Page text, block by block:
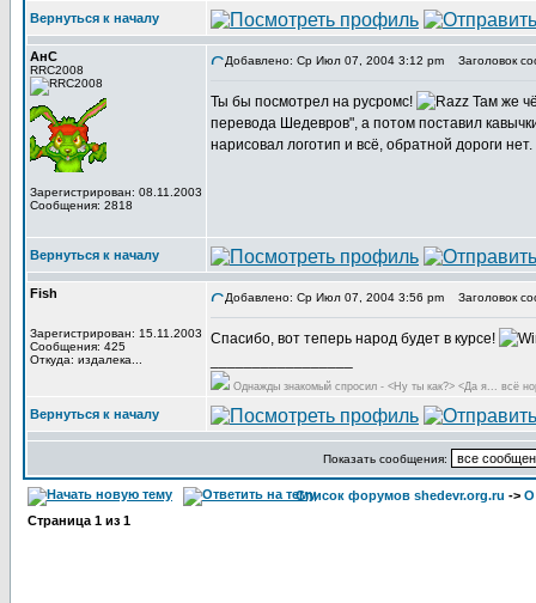
Вернуться к началу
АнС
RRC2008
Зарегистрирован: 08.11.2003
Сообщения: 2818
Добавлено: Ср Июл 07, 2004 3:12 pm Заголовок
Ты бы посмотрел на русромс!
Там же
перевода Шедевров", а потом поставил
нарисовал логотип и всё, обратной дороги нет.
Вернуться к началу
Fish
Зарегистрирован: 15.11.2003
Сообщения: 425
Откуда: издалека...
Добавлено: Ср Июл 07, 2004 3:56 pm Заголовок
Спасибо, вот теперь народ будет в курсе!
Однажды знакомый спросил - <Ну ты как?> <Да я... всё
Вернуться к началу
Показать сообщения:
Список форумов shedevr.org.ru -> О
Страница 1 из 1